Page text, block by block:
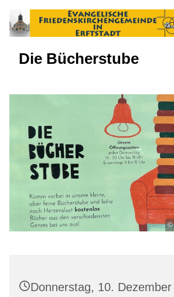
Die Bücherstube
©
Donnerstag, 10. Dezember